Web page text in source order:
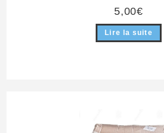
5,00€
Lire la suite